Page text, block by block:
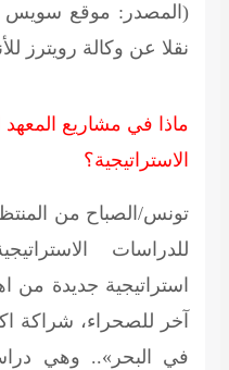
نقلا عن وكالة رويترز
ماذا في مشاريع
الاستراتيجية؟
تونس/الصباح من
للدراسات
استراتيجية جديدة
آخر للصحراء، شراكة
في البحر».. وهي